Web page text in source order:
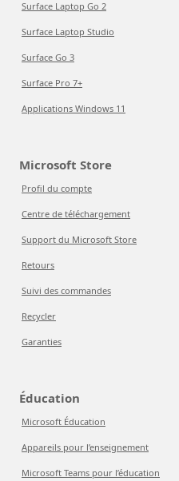
Surface Laptop Go 2
Surface Laptop Studio
Surface Go 3
Surface Pro 7+
Applications Windows 11
Microsoft Store
Profil du compte
Centre de téléchargement
Support du Microsoft Store
Retours
Suivi des commandes
Recycler
Garanties
Éducation
Microsoft Éducation
Appareils pour l’enseignement
Microsoft Teams pour l’éducation